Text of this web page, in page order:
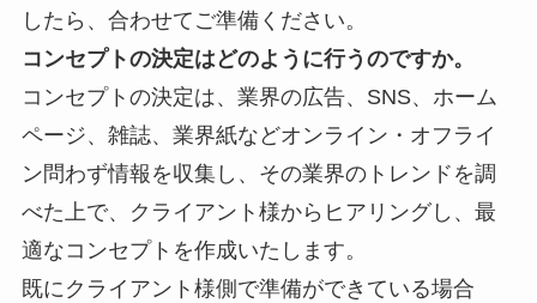
したら、合わせてご準備ください。
コンセプトの決定はどのように行うのですか。
コンセプトの決定は、業界の広告、SNS、ホーム
ページ、雑誌、業界紙などオンライン・オフライ
ン問わず情報を収集し、その業界のトレンドを調
べた上で、クライアント様からヒアリングし、最
適なコンセプトを作成いたします。
既にクライアント様側で準備ができている場合